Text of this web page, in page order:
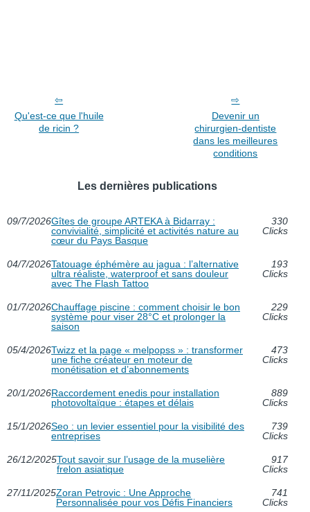
Qu'est-ce que l'huile
de ricin ?
Devenir un
chirurgien-dentiste
dans les meilleures
conditions
Les dernières publications
09/7/2026Gîtes de groupe ARTEKA à Bidarray :
convivialité, simplicité et activités nature au
cœur du Pays Basque
330
Clicks
04/7/2026Tatouage éphémère au jagua : l’alternative
ultra réaliste, waterproof et sans douleur
avec The Flash Tattoo
193
Clicks
01/7/2026Chauffage piscine : comment choisir le bon
système pour viser 28°C et prolonger la
saison
229
Clicks
05/4/2026Twizz et la page « melpopss » : transformer
une fiche créateur en moteur de
monétisation et d’abonnements
473
Clicks
20/1/2026Raccordement enedis pour installation
photovoltaïque : étapes et délais
889
Clicks
15/1/2026Seo : un levier essentiel pour la visibilité des
entreprises
739
Clicks
26/12/2025Tout savoir sur l’usage de la muselière
frelon asiatique
917
Clicks
27/11/2025Zoran Petrovic : Une Approche
Personnalisée pour vos Défis Financiers
741
Clicks